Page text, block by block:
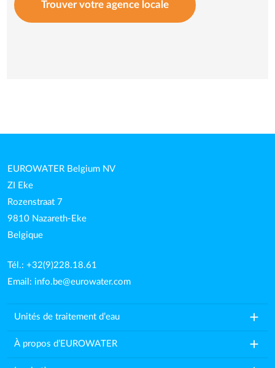
Trouver votre agence locale
EUROWATER Belgium NV
ZI Eke
Rozenstraat 7
9810 Nazareth-Eke
Belgique
Tél.: +32(9)228.18.61
Email: info.be@eurowater.com
Unités de traitement d’eau add
À propos d’EUROWATER add